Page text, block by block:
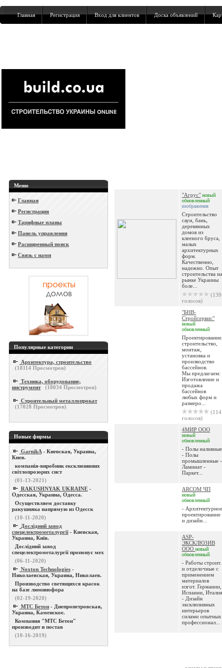
Главная Регистрация Вход для клиентов Доска объявлений
Меню
Главная
Регистрация
Тарифные планы
Панель управления
Расширенный поиск
Связь с нами
Популярные категории
Архитектура, строительство
(18114 Просмотров)
Техника, оборудование,
инструмент
(18034 Просмотров)
Строительный металлопрокат
(17028 Просмотров)
Новые фирмы
GarnikA - Киевская, Украина,
Киев.
компанія-виробник ексклюзивних
світлопрозорих сист
(01-13-2021)
RAKUSHNYAK UKRAINE -
Одесская, Украина, Одесса.
Осуществляем доставку
ракушняка напрямую из Одесск
(10-11-2020)
Дослідний завод
спецелектрометалургії - Киевская,
Украина, Київ.
Дослідний завод
спецелектрометалургії пропонує мех
(06-11-2020)
Noxton Technologies -
Николаевская, Украина, Николаев.
Производство светящихся красок
на базе люминофора
(02-19-2020)
МТС Бетон - Днепропетровская,
Украина, Каменское.
Компания "МТС Бетон"
производит и постав
(10-16-2019)
"Агрус" новый
обновленный
изображения
Строительство
саун, бань,
деревянных
домов из
клееного бруса,
малых
архитектурных
форм.
Качественно,
надежно. Опыт
строительства на
рынке Украины
боле...
(139
голосов)
"БНВ-
Стройсервис"
новый
обновленный
строительство,
монтаж,
установка и
производство
бассейнов.
Мы предлагаем:
Изготовление и
продажа
бассейнов
любых форм и
размеро...
(114
голосов)
4МИР ООО
новый
обновленный
- Полы наливные
- Полы
промышленные -
Ламинат -
Паркет...
ARCOM ЧП
новый
обновленный
- Архитектурное
проектирование
и дизайн...
ASP-
ЭКСКЛЮЗИВ
ООО новый
обновленный
- Работы строит.
и отделочные с
применением
материалов
изгот. Германии,
Испании, Италия
- Дизайн
эксклюзивных
интерьеров
силами опытных
профессионал...